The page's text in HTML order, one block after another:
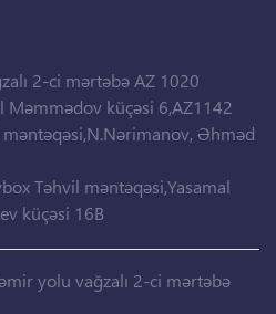
2-ci mərtəbə AZ 1020
Məmmədov küçəsi 6,AZ1142
Əhməd
Təhvil məntəqəsi,Yasamal
küçəsi 16B
yolu vağzalı 2-ci mərtəbə